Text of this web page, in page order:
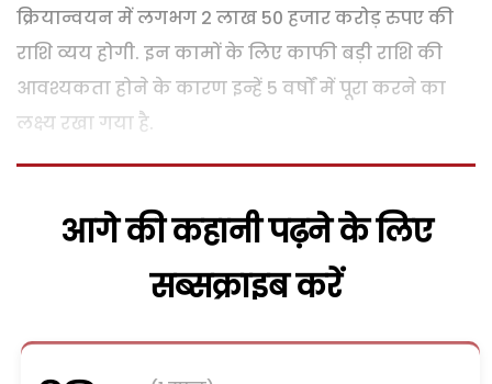
क्रियान्वयन में लगभग 2 लाख 50 हजार करोड़ रुपए की
राशि व्यय होगी. इन कामों के लिए काफी बड़ी राशि की
आवश्यकता होने के कारण इन्हें 5 वर्षों में पूरा करने का
लक्ष्य रखा गया है.
आगे की कहानी पढ़ने के लिए
सब्सक्राइब करें